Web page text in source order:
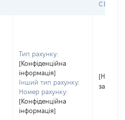
СЕЙФУ
Тип рахунку:
[Конфіденційна
інформація]
Інший тип рахунку:
Номер рахунку:
[Конфіденційна
інформація]
[Не